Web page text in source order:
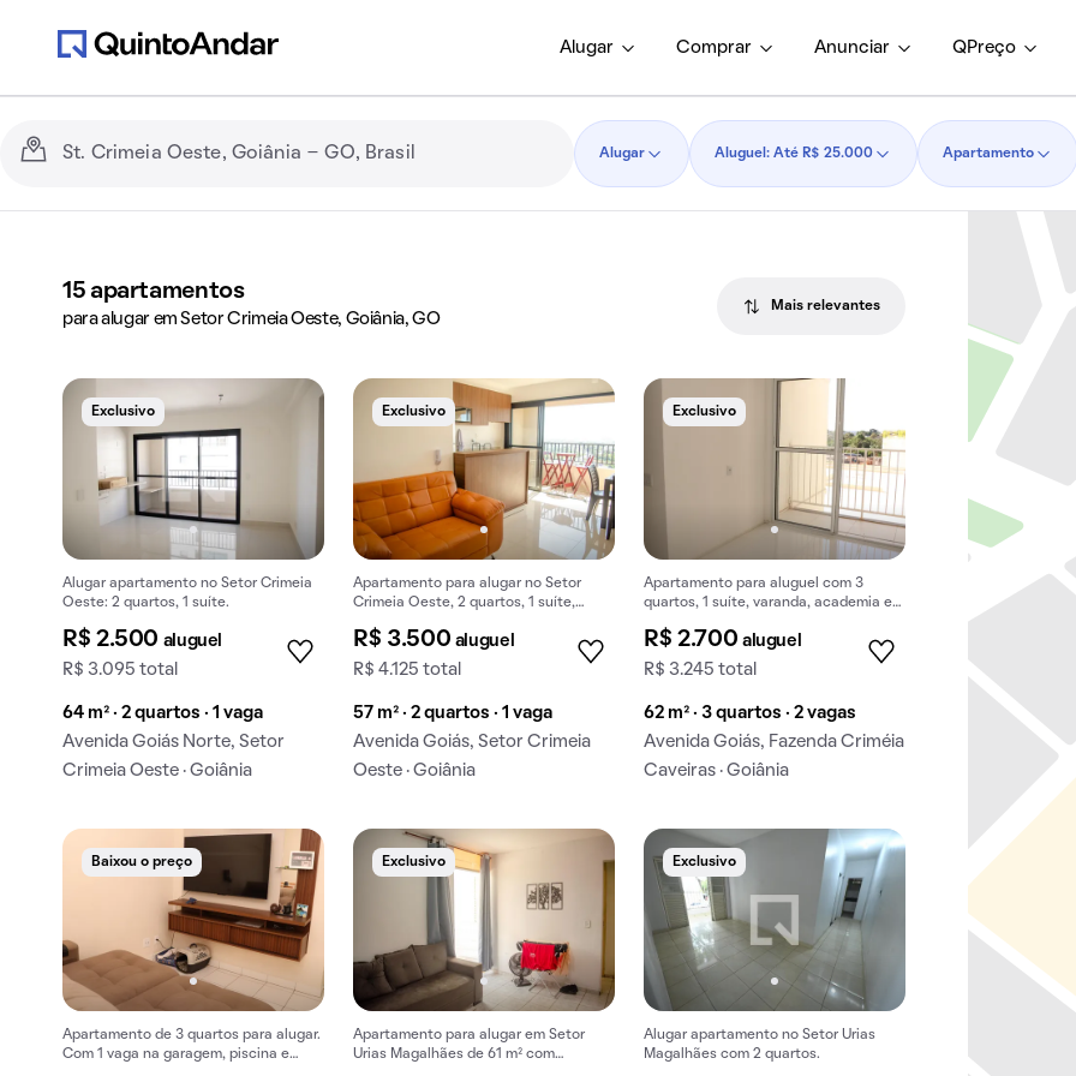
Alugar Comprar Anunciar QPreço
Alugar Aluguel: Até R$ 25.000 Apartamento
15 apartamentos
para alugar em Setor Crimeia Oeste, Goiânia, GO
Mais relevantes
Exclusivo
Alugar apartamento no Setor Crimeia
Oeste: 2 quartos, 1 suíte.
R$ 2.500 aluguel
R$ 3.095 total
64 m² · 2 quartos · 1 vaga
Avenida Goiás Norte, Setor
Crimeia Oeste · Goiânia
Exclusivo
Apartamento para alugar no Setor
Crimeia Oeste, 2 quartos, 1 suíte,
R$ 3.500 aluguel
R$ 4.125 total
57 m² · 2 quartos · 1 vaga
Avenida Goiás, Setor Crimeia
Oeste · Goiânia
Exclusivo
Apartamento para aluguel com 3
quartos, 1 suíte, varanda, academia e
R$ 2.700 aluguel
R$ 3.245 total
62 m² · 3 quartos · 2 vagas
Avenida Goiás, Fazenda Criméia
Caveiras · Goiânia
Baixou o preço
Apartamento de 3 quartos para alugar.
Com 1 vaga na garagem, piscina e
Exclusivo
Apartamento para alugar em Setor
Urias Magalhães de 61 m² com
Exclusivo
Alugar apartamento no Setor Urias
Magalhães com 2 quartos.